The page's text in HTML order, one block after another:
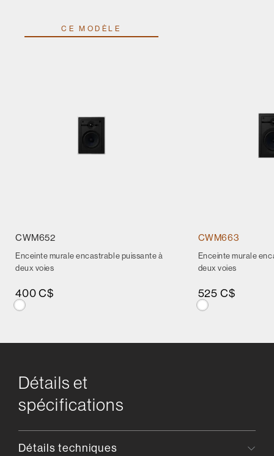
CE MODÈLE
CWM652
Enceinte murale encastrable puissante à
deux voies
400 C$
CWM663
Enceinte murale
deux voies
525 C$
Détails et
spécifications
Détails techniques